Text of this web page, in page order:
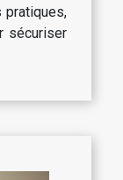
pratiques,
sécuriser